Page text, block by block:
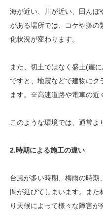
海が近い、川が近い、田んぼ
がある場所では、コケや藻の
化状況が変わります。
また、切土ではなく盛土(崖
ですと、地震などで建物にク
ます。※高速道路や電車の近
このような環境では、通常よ
2.時期による施工の違い
台風が多い時期、梅雨の時期
間が延びてしまいます。また
り天候によって様々な障害が